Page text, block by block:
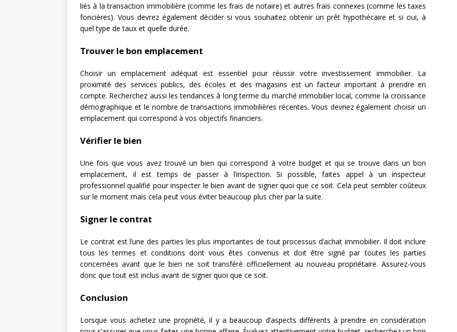
liés à la transaction immobilière (comme les frais de notaire) et autres frais connexes (comme les taxes
foncières). Vous devrez également décider si vous souhaitez obtenir un prêt hypothécaire et si oui, à
quel type de taux et quelle durée.
Trouver le bon emplacement
Choisir un emplacement adéquat est essentiel pour réussir votre investissement immobilier. La
proximité des services publics, des écoles et des magasins est un facteur important à prendre en
compte. Recherchez aussi les tendances à long terme du marché immobilier local, comme la croissance
démographique et le nombre de transactions immobilières récentes. Vous devriez également choisir un
emplacement qui correspond à vos objectifs financiers.
Vérifier le bien
Une fois que vous avez trouvé un bien qui correspond à votre budget et qui se trouve dans un bon
emplacement, il est temps de passer à l’inspection. Si possible, faites appel à un inspecteur
professionnel qualifié pour inspecter le bien avant de signer quoi que ce soit. Cela peut sembler coûteux
sur le moment mais cela peut vous éviter beaucoup plus cher par la suite.
Signer le contrat
Le contrat est l’une des parties les plus importantes de tout processus d’achat immobilier. Il doit inclure
tous les termes et conditions dont vous êtes convenus et doit être signé par toutes les parties
concernées avant que le bien ne soit transféré officiellement au nouveau propriétaire. Assurez-vous
donc que tout est inclus avant de signer quoi que ce soit.
Conclusion
Lorsque vous achetez une propriété, il y a beaucoup d’aspects différents à prendre en considération